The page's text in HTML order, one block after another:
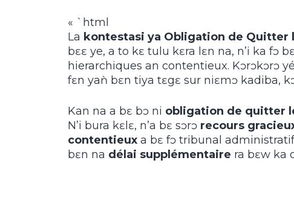
« `html
La kontestasi ya Obligation de Quitter
bɛɛ ye, a to kɛ tulu kɛra lɛn na, n’i ka fɔ
hierarchiques an contentieux. Kɔrɔkɔrɔ
fɛn yaǹ bɛn tiya tɛgɛ sur niɛmɔ kadiba,
Kan na a bɛ bɔ ni obligation de quitter
N’i bura kɛlɛ, n’a bɛ sɔrɔ recours
contentieux a bɛ fɔ tribunal administratif
bɛn na délai supplémentaire ra bɛw ka